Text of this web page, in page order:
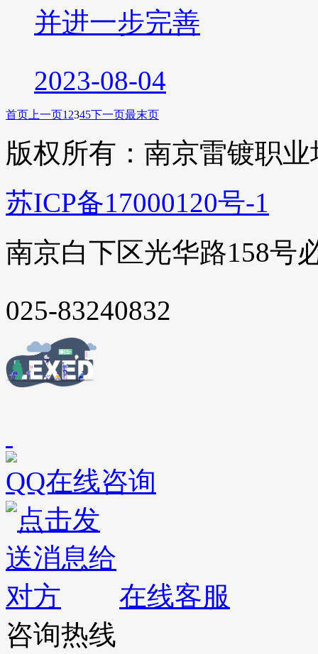
并进一步完善
2023-08-04
首页 上一页1 2345下一页最末页
版权所有：南京雷镀职
苏ICP备17000120号-1
南京白下区光华路158号
025-83240832
QQ在线咨询
在线客服
咨询热线